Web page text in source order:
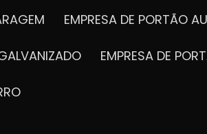
EMPRESA DE PORTÃO
EMPRESA DE